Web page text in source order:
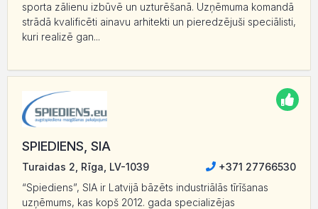
sporta zālienu izbūvē un uzturēšanā. Uzņēmuma komandā
strādā kvalificēti ainavu arhitekti un pieredzējuši speciālisti,
kuri realizē gan...
SPIEDIENS, SIA
Turaidas 2, Rīga, LV-1039
+371 27766530
“Spiediens”, SIA ir Latvijā bāzēts industriālās tīrīšanas
uzņēmums, kas kopš 2012. gada specializējas